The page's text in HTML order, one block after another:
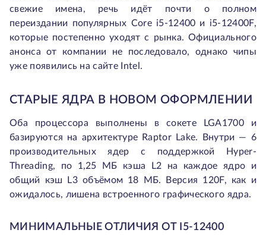
свежие имена, речь идёт почти о полном
переиздании популярных Core i5-12400 и i5-12400F,
которые постепенно уходят с рынка. Официального
анонса от компании не последовало, однако чипы
уже появились на сайте Intel.
СТАРЫЕ ЯДРА В НОВОМ ОФОРМЛЕНИИ
Оба процессора выполнены в сокете LGA1700 и
базируются на архитектуре Raptor Lake. Внутри — 6
производительных ядер с поддержкой Hyper-
Threading, по 1,25 МБ кэша L2 на каждое ядро и
общий кэш L3 объёмом 18 МБ. Версия 120F, как и
ожидалось, лишена встроенного графического ядра.
МИНИМАЛЬНЫЕ ОТЛИЧИЯ ОТ I5-12400